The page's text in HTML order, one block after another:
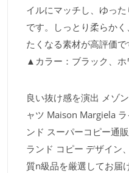
イルにマッチし、ゆっ
です。しっとり柔らか
たくなる素材が高評価
▲カラー：ブラック、
良い抜け感を演出 メゾ
ャツ Maison Margiela
ンド スーパーコピー通
ランド コピー デザイン
質n級品を厳選してお届